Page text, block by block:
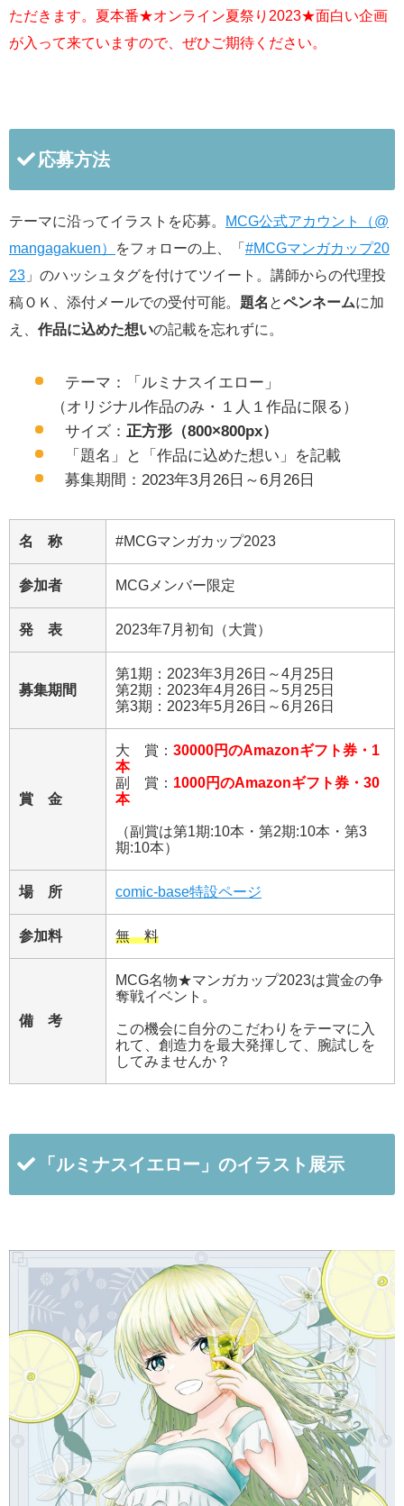
ただきます。夏本番★オンライン夏祭り2023★面白い企画
が入って来ていますので、ぜひご期待ください。
応募方法
テーマに沿ってイラストを応募。
MCG公式アカウント（@
mangagakuen）
をフォローの上、「 #MCGマンガカップ20
23 」のハッシュタグを付けてツイート。講師からの代理投
稿ＯＫ、添付メールでの受付可能。 題名 とペンネームに加
え、 作品に込めた想いの記載を忘れずに。
テーマ：「ルミナスイエロー」
（オリジナル作品のみ・１人１作品に限る）
サイズ： 正方形（800×800px）
「題名」と「作品に込めた想い」を記載
募集期間：2023年3月26日～6月26日
名 称 #MCGマンガカップ2023
参加者 MCGメンバー限定
発 表 2023年7月初旬（大賞）
募集期間
第1期：2023年3月26日～4月25日
第2期：2023年4月26日～5月25日
第3期：2023年5月26日～6月26日
賞 金
大 賞： 30000円のAmazonギフト券・1
本
副 賞： 1000円のAmazonギフト券・30
本
（副賞は第1期:10本・第2期:10本・第3
期:10本）
場 所 comic-base特設ページ
参加料 無 料
備 考
MCG名物★マンガカップ2023は賞金の争
奪戦イベント。
この機会に自分のこだわりをテーマに入
れて、創造力を最大発揮して、腕試しを
してみませんか？
「ルミナスイエロー」のイラスト展示